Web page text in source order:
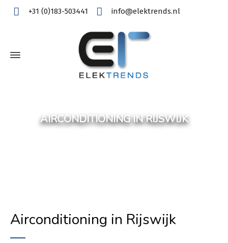
+31 (0)183-503441 info@elektrends.nl
AIRCONDITIONING IN RIJSWIJK
Airconditioning in Rijswijk